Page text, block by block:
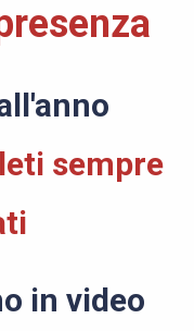
sempre
in video